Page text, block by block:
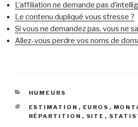
L’affiliation ne demande pas
Le contenu dupliqué vous stresse ?
Si vous ne demandez pas, vous ne
Allez-vous perdre vos noms de
CATÉGORIES
HUMEURS
ÉTIQUETTES
ESTIMATION , EUROS ,
RÉPARTITION , SITE ,